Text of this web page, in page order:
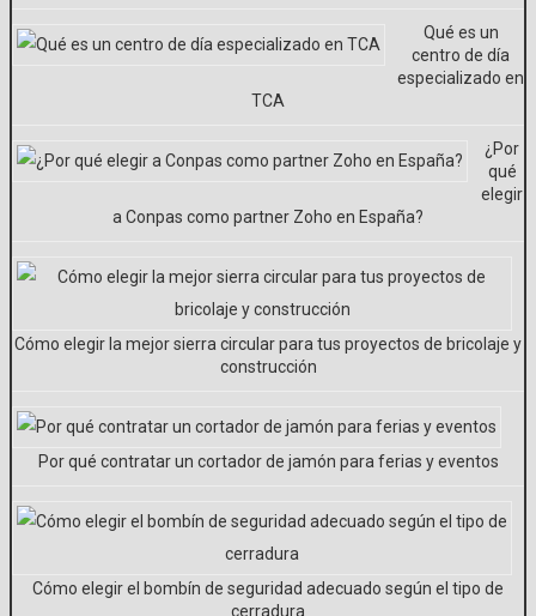
Qué es un
centro de día
especializado en
TCA
¿Por
qué
elegir
a Conpas como partner Zoho en España?
Cómo elegir la mejor sierra circular para tus proyectos de bricolaje y
construcción
Por qué contratar un cortador de jamón para ferias y eventos
Cómo elegir el bombín de seguridad adecuado según el tipo de
cerradura